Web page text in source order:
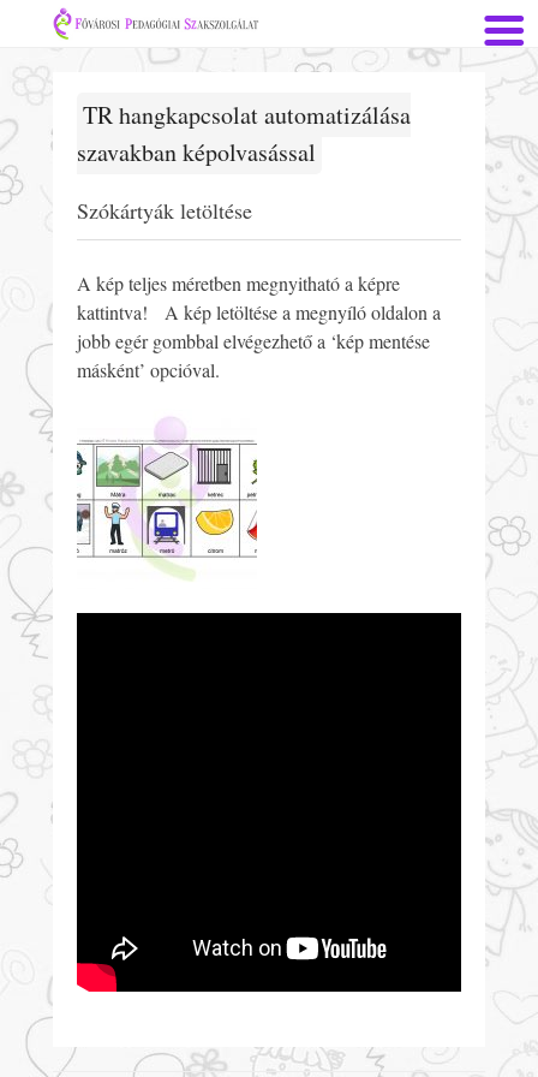
TR hangkapcsolat automatizálása
szavakban képolvasással
Szókártyák letöltése
A kép teljes méretben megnyitható a képre
kattintva! A kép letöltése a megnyíló oldalon a
jobb egér gombbal elvégezhető a ‘kép mentése
másként’ opcióval.